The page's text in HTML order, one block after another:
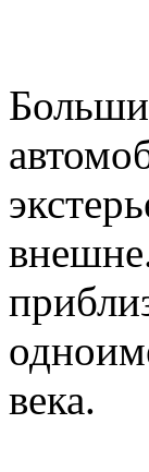
века.